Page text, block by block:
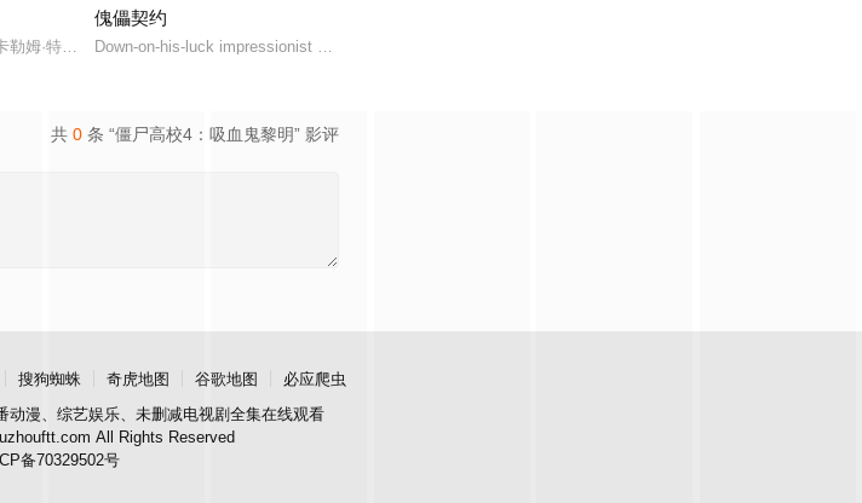
薇薇进行交往，一场错位的爱情故事由此展开。
幸福故事、追梦故事。脱贫不松劲，致富再出发。虽然父亲曾在家乡遭到爱情事业的双重打击，红军后
勒姆·特纳 饰）和满怀浪漫情怀和希望的艾莉（莫妮卡·巴巴罗 饰）或许是这座城市里唯二只想要寻找真爱的单身人士，而
傀儡契约
Down-on-his-luck impressionist Sam Reinhold makes a pact with Fergus-a wi
共 0 条 “僵尸高校4：吸血鬼黎明” 影评
搜狗蜘蛛 奇虎地图 谷歌地图
必应爬虫
动漫、综艺娱乐、未删减电视剧全集在线观看
All Rights Reserved
备70329502号